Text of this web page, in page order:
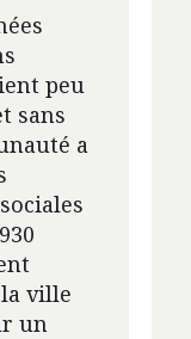
peu
sans
a
ville
un